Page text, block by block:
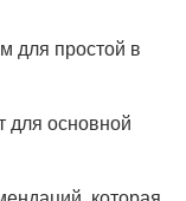
для простой в
для основной